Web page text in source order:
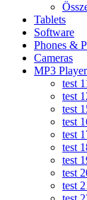
Tablets
Software
Phones &
Cameras
MP3
test
test
test
test
test
test
test
test
test